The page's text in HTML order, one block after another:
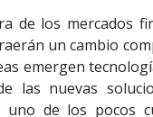
de los mercados
un cambio
emergen
las nuevas
uno de los pocos